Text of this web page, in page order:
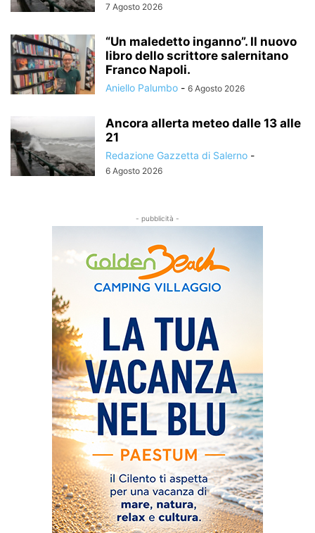
7 Agosto 2026
“Un maledetto inganno”. Il nuovo
libro dello scrittore salernitano
Franco Napoli.
Aniello Palumbo - 6 Agosto 2026
Ancora allerta meteo dalle 13 alle
21
Redazione Gazzetta di Salerno -
6 Agosto 2026
- pubblicità -